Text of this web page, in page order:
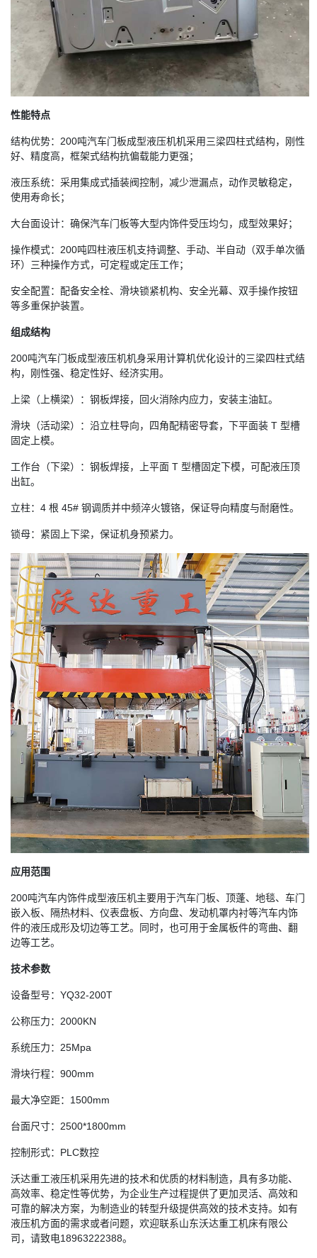
性能特点
结构优势：200吨汽车门板成型液压机机采用三梁四柱式结构，刚性
好、精度高，框架式结构抗偏载能力更强；
液压系统：采用集成式插装阀控制，减少泄漏点，动作灵敏稳定，
使用寿命长；
大台面设计：确保汽车门板等大型内饰件受压均匀，成型效果好；
操作模式：200吨四柱液压机支持调整、手动、半自动（双手单次循
环）三种操作方式，可定程或定压工作；
安全配置：配备安全栓、滑块锁紧机构、安全光幕、双手操作按钮
等多重保护装置。
组成结构
200吨汽车门板成型液压机机身采用计算机优化设计的三梁四柱式结
构，刚性强、稳定性好、经济实用。
上梁（上横梁）：钢板焊接，回火消除内应力，安装主油缸。
滑块（活动梁）：沿立柱导向，四角配精密导套，下平面装 T 型槽
固定上模。
工作台（下梁）：钢板焊接，上平面 T 型槽固定下模，可配液压顶
出缸。
立柱：4 根 45# 钢调质并中频淬火镀铬，保证导向精度与耐磨性。
锁母：紧固上下梁，保证机身预紧力。
应用范围
200吨汽车内饰件成型液压机主要用于汽车门板、顶蓬、地毯、车门
嵌入板、隔热材料、仪表盘板、方向盘、发动机罩内衬等汽车内饰
件的液压成形及切边等工艺。同时，也可用于金属板件的弯曲、翻
边等工艺。
技术参数
设备型号：YQ32-200T
公称压力：2000KN
系统压力：25Mpa
滑块行程：900mm
最大净空距：1500mm
台面尺寸：2500*1800mm
控制形式：PLC数控
沃达重工液压机采用先进的技术和优质的材料制造，具有多功能、
高效率、稳定性等优势，为企业生产过程提供了更加灵活、高效和
可靠的解决方案，为制造业的转型升级提供高效的技术支持。如有
液压机方面的需求或者问题，欢迎联系山东沃达重工机床有限公
司，请致电18963222388。